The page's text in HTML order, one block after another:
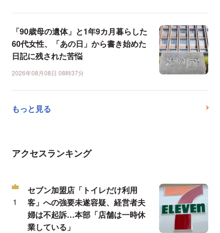
「90歳母の遺体」と1年9カ月暮らした
60代女性、「あの日」から書き始めた
日記に残された苦悩
2026年08月08日 08時37分
もっと見る
アクセスランキング
セブン加盟店「トイレだけ利用
客」への強要未遂容疑、経営者夫
婦は不起訴…本部「店舗は一時休
業している」